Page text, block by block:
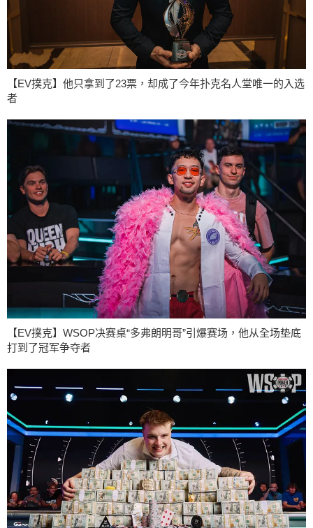
【EV撲克】他只拿到了23票，却成了今年扑克名人堂唯一的入选
者
【EV撲克】WSOP决赛桌“多弗朗明哥”引爆赛场，他从全场垫底
打到了冠军争夺者